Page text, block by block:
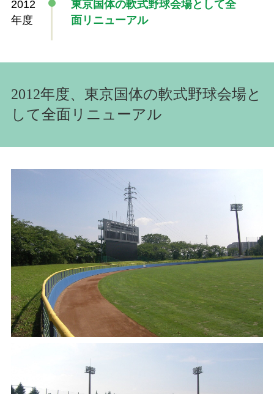
2012
年度
東京国体の軟式野球会場として全
面リニューアル
2012年度、東京国体の軟式野球会場と
して全面リニューアル